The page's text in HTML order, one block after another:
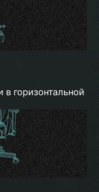
в горизонтальной